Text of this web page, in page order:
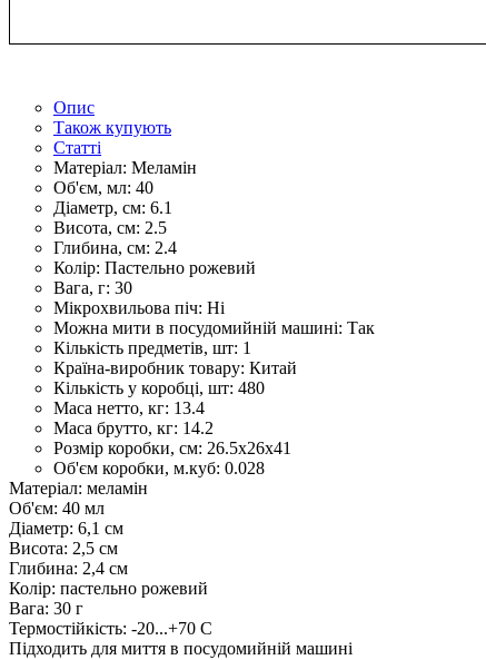
Опис
Також купують
Статті
Матеріал: Меламін
Об'єм, мл: 40
Діаметр, см: 6.1
Висота, см: 2.5
Глибина, см: 2.4
Колір: Пастельно рожевий
Вага, г: 30
Мікрохвильова піч: Ні
Можна мити в посудомийній машині: Так
Кількість предметів, шт: 1
Країна-виробник товару: Китай
Кількість у коробці, шт: 480
Маса нетто, кг: 13.4
Маса брутто, кг: 14.2
Розмір коробки, см: 26.5х26х41
Об'єм коробки, м.куб: 0.028
Матеріал: меламін
Об'єм: 40 мл
Діаметр: 6,1 см
Висота: 2,5 см
Глибина: 2,4 см
Колір: пастельно рожевий
Вага: 30 г
Термостійкість: -20...+70 С
Підходить для миття в посудомийній машині